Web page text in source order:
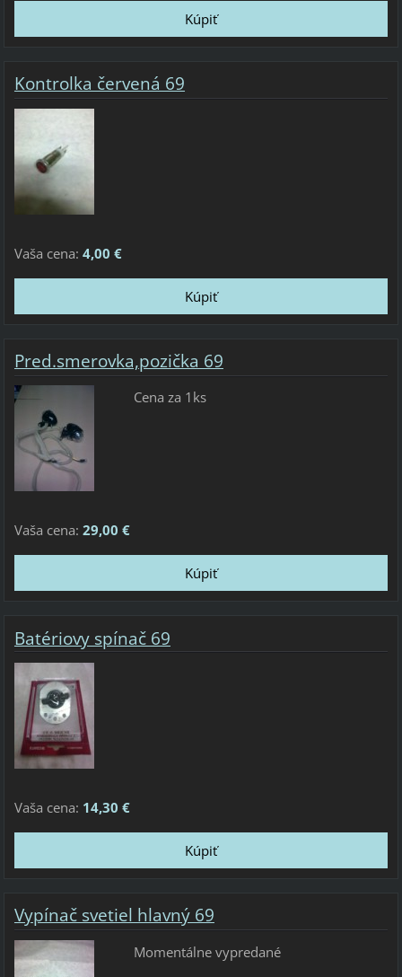
Kontrolka červená 69
Vaša cena: 4,00 €
Pred.smerovka,pozička 69
Cena za 1ks
Vaša cena: 29,00 €
Batériovy spínač 69
Vaša cena: 14,30 €
Vypínač svetiel hlavný 69
Momentálne vypredané